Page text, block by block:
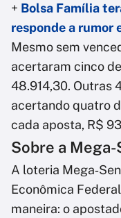
+ Bolsa Família
responde a rumor
Mesmo sem
acertaram cinco
48.914,30. Outras
acertando quatro
cada aposta, R$
Sobre a Mega-
A loteria
Econômica
maneira: o